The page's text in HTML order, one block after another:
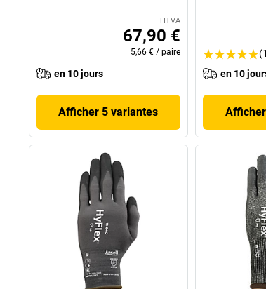
HTVA
67,90 €
5,66 € /paire
en 10 jours
Afficher 5 variantes
en 10